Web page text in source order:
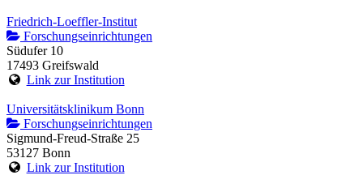
Friedrich-Loeffler-Institut
Forschungseinrichtungen
Südufer 10
17493 Greifswald
Link zur Institution
Universitätsklinikum Bonn
Forschungseinrichtungen
Sigmund-Freud-Straße 25
53127 Bonn
Link zur Institution